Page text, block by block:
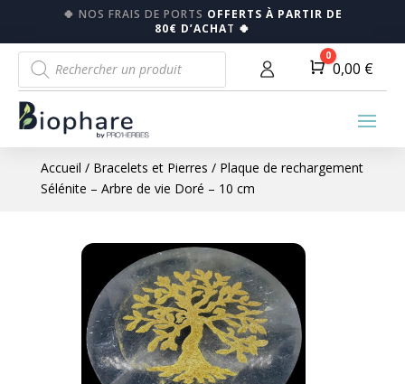
🍀 NOS FRAIS DE PORTS OFFERTS À PARTIR DE
80€ D’ACHAT 🍀
Recherche
de
produits
Panier
0
0,00 €
Accueil / Bracelets et Pierres / Plaque de rechargement
Sélénite – Arbre de vie Doré – 10 cm